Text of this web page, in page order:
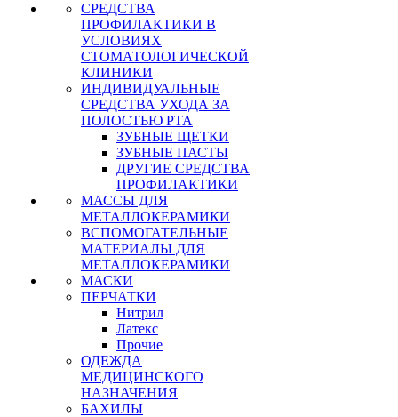
СРЕДСТВА
ПРОФИЛАКТИКИ В
УСЛОВИЯХ
СТОМАТОЛОГИЧЕСКОЙ
КЛИНИКИ
ИНДИВИДУАЛЬНЫЕ
СРЕДСТВА УХОДА ЗА
ПОЛОСТЬЮ РТА
ЗУБНЫЕ ЩЕТКИ
ЗУБНЫЕ ПАСТЫ
ДРУГИЕ СРЕДСТВА
ПРОФИЛАКТИКИ
МАССЫ ДЛЯ
МЕТАЛЛОКЕРАМИКИ
ВСПОМОГАТЕЛЬНЫЕ
МАТЕРИАЛЫ ДЛЯ
МЕТАЛЛОКЕРАМИКИ
МАСКИ
ПЕРЧАТКИ
Нитрил
Латекс
Прочие
ОДЕЖДА
МЕДИЦИНСКОГО
НАЗНАЧЕНИЯ
БАХИЛЫ